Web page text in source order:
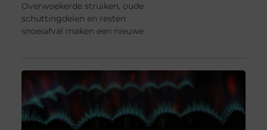
Overwoekerde struiken, oude
schuttingdelen en resten
snoeiafval maken een nieuwe